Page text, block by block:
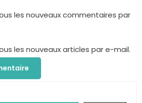
les nouveaux commentaires par
les nouveaux articles par e-mail.